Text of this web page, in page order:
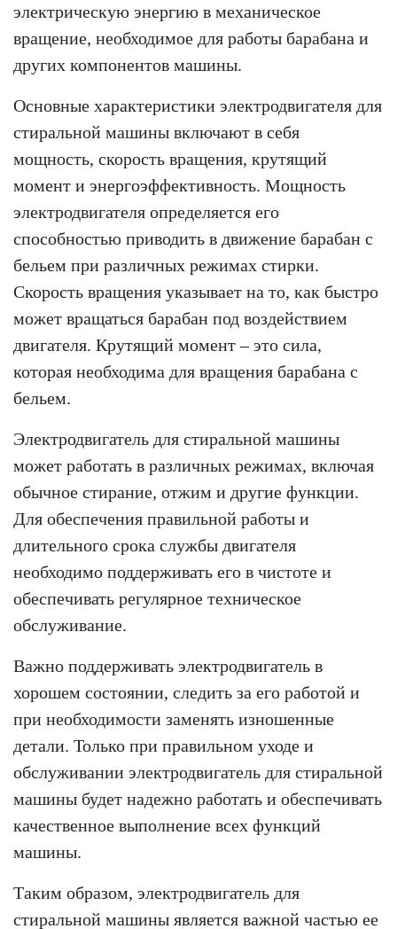
электрическую энергию в механическое
вращение, необходимое для работы барабана и
других компонентов машины.
Основные характеристики электродвигателя для
стиральной машины включают в себя
мощность, скорость вращения, крутящий
момент и энергоэффективность. Мощность
электродвигателя определяется его
способностью приводить в движение барабан с
бельем при различных режимах стирки.
Скорость вращения указывает на то, как быстро
может вращаться барабан под воздействием
двигателя. Крутящий момент – это сила,
которая необходима для вращения барабана с
бельем.
Электродвигатель для стиральной машины
может работать в различных режимах, включая
обычное стирание, отжим и другие функции.
Для обеспечения правильной работы и
длительного срока службы двигателя
необходимо поддерживать его в чистоте и
обеспечивать регулярное техническое
обслуживание.
Важно поддерживать электродвигатель в
хорошем состоянии, следить за его работой и
при необходимости заменять изношенные
детали. Только при правильном уходе и
обслуживании электродвигатель для стиральной
машины будет надежно работать и обеспечивать
качественное выполнение всех функций
машины.
Таким образом, электродвигатель для
стиральной машины является важной частью ее